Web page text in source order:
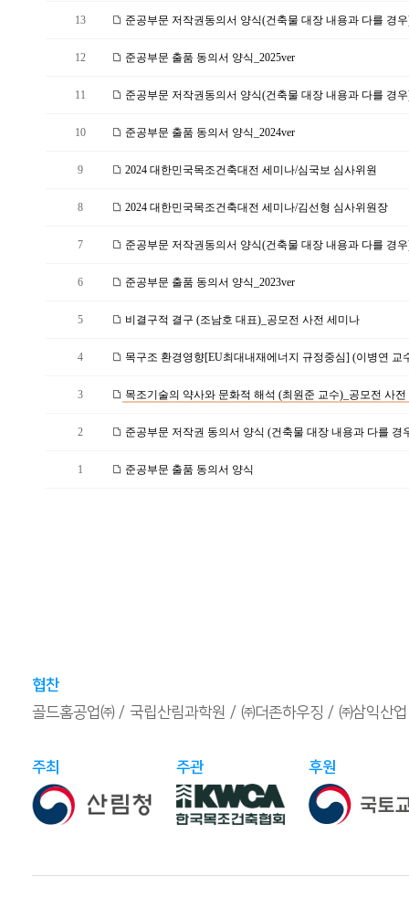
13 준공부문 저작권동의서 양식(건축물 대장 내용과 다를 경우
12 준공부문 출품 동의서 양식_2025ver
11 준공부문 저작권동의서 양식(건축물 대장 내용과 다를 경우
10 준공부문 출품 동의서 양식_2024ver
9 2024 대한민국목조건축대전 세미나/심국보 심사위원
8 2024 대한민국목조건축대전 세미나/김선형 심사위원장
7 준공부문 저작권동의서 양식(건축물 대장 내용과 다를 경우
6 준공부문 출품 동의서 양식_2023ver
5 비결구적 결구 (조남호 대표)_공모전 사전 세미나
4 목구조 환경영향[EU최대내재에너지 규정중심] (이병연 교
3 목조기술의 약사와 문화적 해석 (최원준 교수)_공모전 사전
2 준공부문 저작권 동의서 양식 (건축물 대장 내용과 다를 경
1 준공부문 출품 동의서 양식
협찬
골드홈공업㈜
국립산림과학원 ㈜더존하우징 ㈜삼익산업
주최 주관 후원